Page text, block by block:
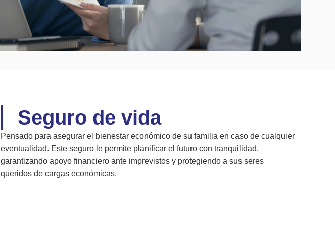
Seguro de vida
Pensado para asegurar el bienestar económico de su familia en caso de cualquier
eventualidad. Este seguro le permite planificar el futuro con tranquilidad,
garantizando apoyo financiero ante imprevistos y protegiendo a sus seres
queridos de cargas económicas.